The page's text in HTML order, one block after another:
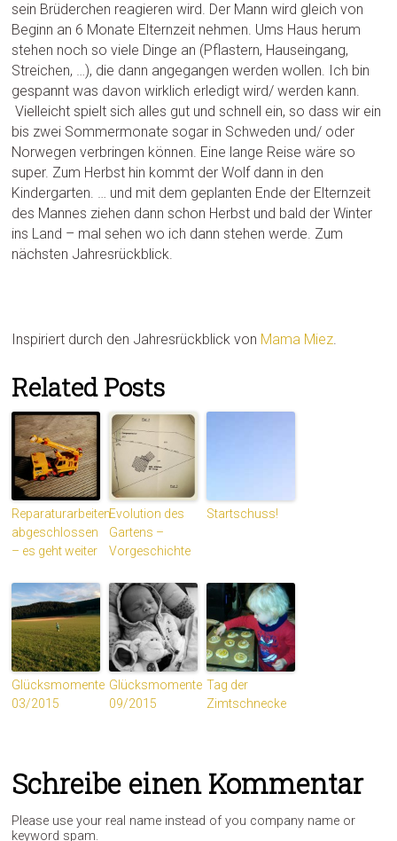
sein Brüderchen reagieren wird. Der Mann wird gleich von
Beginn an 6 Monate Elternzeit nehmen. Ums Haus herum
stehen noch so viele Dinge an (Pflastern, Hauseingang,
Streichen, …), die dann angegangen werden wollen. Ich bin
gespannt was davon wirklich erledigt wird/ werden kann.
Vielleicht spielt sich alles gut und schnell ein, so dass wir ein
bis zwei Sommermonate sogar in Schweden und/ oder
Norwegen verbringen können. Eine lange Reise wäre so
super. Zum Herbst hin kommt der Wolf dann in den
Kindergarten. … und mit dem geplanten Ende der Elternzeit
des Mannes ziehen dann schon Herbst und bald der Winter
ins Land – mal sehen wo ich dann stehen werde. Zum
nächsten Jahresrückblick.
Inspiriert durch den Jahresrückblick von Mama Miez.
Related Posts
Reparaturarbeiten
abgeschlossen
– es geht weiter
Evolution des
Gartens –
Vorgeschichte
Startschuss!
Glücksmomente
03/2015
Glücksmomente
09/2015
Tag der
Zimtschnecke
Schreibe einen Kommentar
Please use your real name instead of you company name or
keyword spam.